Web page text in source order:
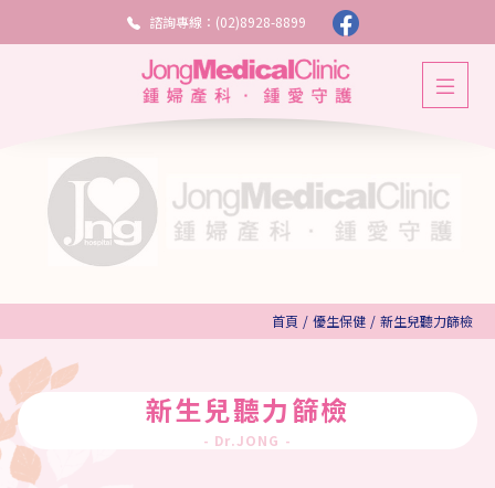
諮詢專線：(02)8928-8899
首頁 / 優生保健 / 新生兒聽力篩檢
新生兒聽力篩檢
- Dr.JONG -